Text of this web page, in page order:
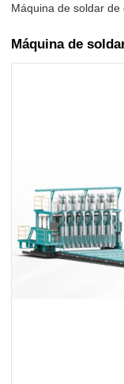
Máquina de soldar
Máquina de